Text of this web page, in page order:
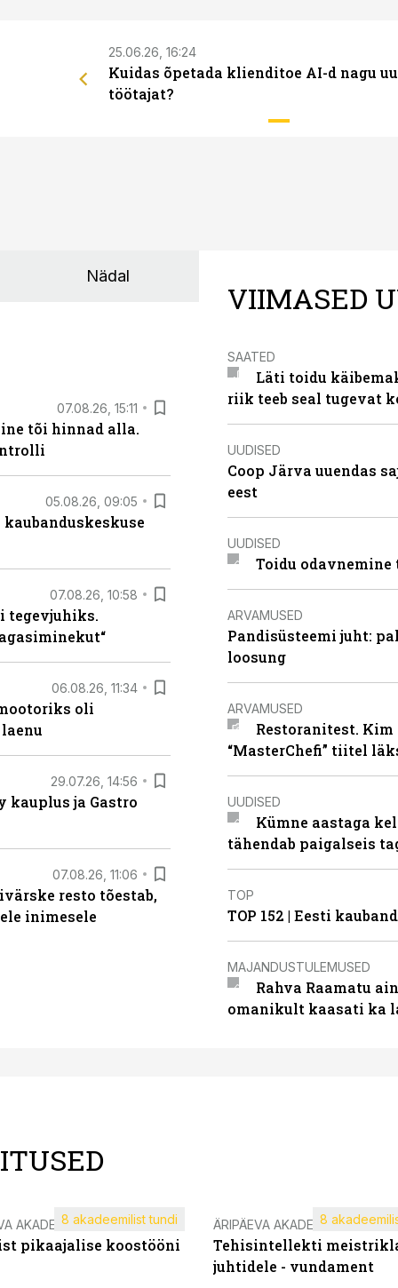
25.06.26, 16:24
Kuidas õpetada klienditoe AI-d nagu
töötajat?
Nädal
07.08.26, 15:11
tõi hinnad alla.
05.08.26, 09:05
07.08.26, 10:58
tegevjuhiks.
06.08.26, 11:34
oli
29.07.26, 14:56
kauplus ja Gastro
07.08.26, 11:06
resto tõestab,
inimesele
VIIMASED
SAATED
Läti toidu
riik teeb seal tugevat
UUDISED
Coop Järva uuendas
eest
UUDISED
Toidu
ARVAMUSED
Pandisüsteemi juht:
loosung
ARVAMUSED
Restoranitest.
“MasterChefi” tiitel
UUDISED
Kümne aastaga
tähendab paigalseis
TOP
TOP 152 | Eesti
MAJANDUSTULEMUSED
Rahva Raamatu
omanikult kaasati ka
AKADEEMIA
pikaajalise koostööni
8 akadeemilist tundi ÄRIPÄEVA AKADEEMIA
Tehisintellekti
juhtidele - vundament
8